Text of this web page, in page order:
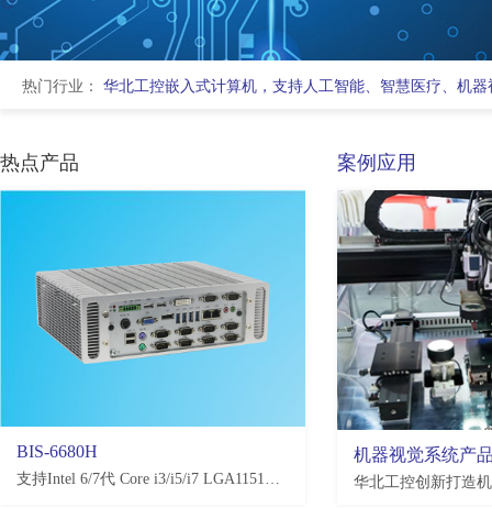
热门行业： 华北工控嵌入式计算机，支持人工智能、智慧医疗、机
热点产品
BIS-6680H
支持Intel 6/7代 Core i3/i5/i7 LGA1151处理器，H110/Q170/C236，4*USB3.0, 4*USB2.0，2-10*COM(可选)
EMB-3581
案例应用
机器视觉系统产